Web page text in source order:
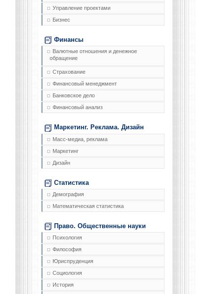
Управление проектами
Бизнес
Финансы
Валютные отношения и денежное
обращение
Страхование
Финансовый менеджмент
Банковское дело
Финансовый анализ
Маркетинг. Реклама. Дизайн
Масс-медиа, реклама
Маркетинг
Дизайн
Статистика
Демография
Математическая статистика
Право. Общественные науки
Психология
Философия
Юриспруденция
Социология
История